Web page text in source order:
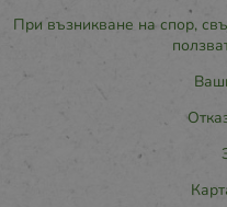
При възникване на спор,